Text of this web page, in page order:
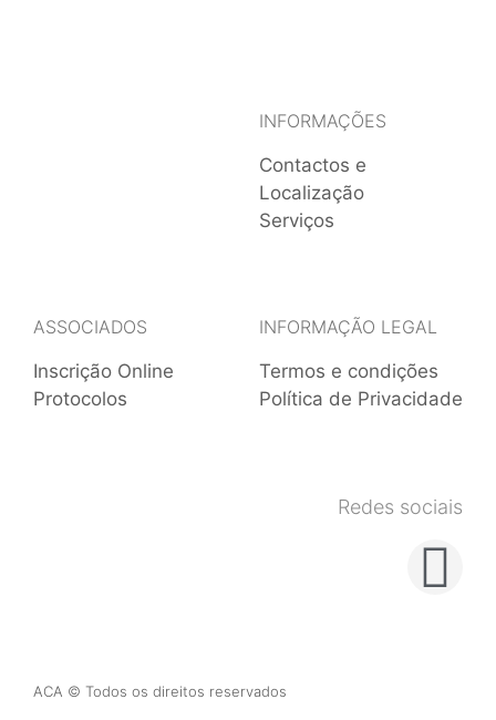
INFORMAÇÕES
Contactos e
Localização
Serviços
ASSOCIADOS
Inscrição Online
Protocolos
INFORMAÇÃO LEGAL
Termos e condições
Política de Privacidade
Redes sociais
ACA © Todos os direitos reservados